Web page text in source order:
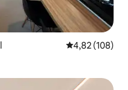
4,82 av 5 i
4,82 (108)